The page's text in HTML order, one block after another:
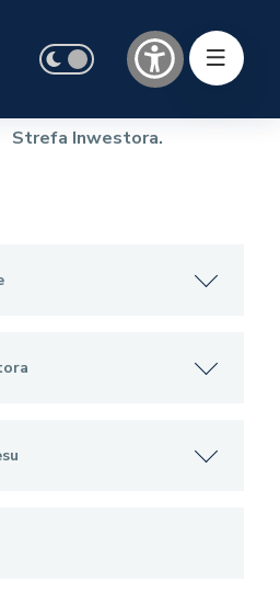
Strefa Inwestora.